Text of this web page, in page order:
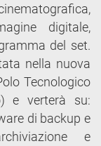
digitale,
del set.
nella nuova
Tecnologico
e verterà su:
di backup e
e